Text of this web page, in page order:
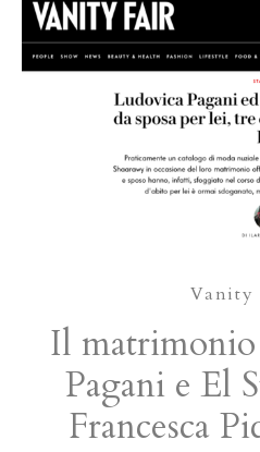
Vanity
Il
Pagani e El
Francesca